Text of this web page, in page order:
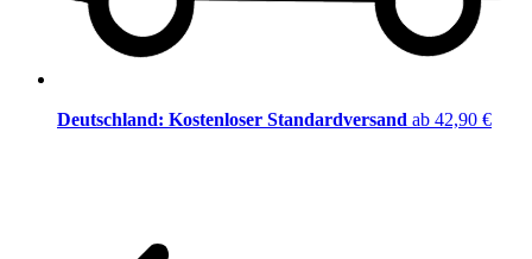
Deutschland: Kostenloser Standardversand ab 42,90 €